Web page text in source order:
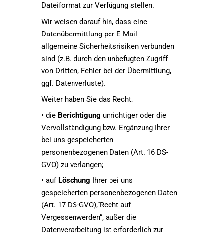
Dateiformat zur Verfügung stellen.
Wir weisen darauf hin, dass eine
Datenübermittlung per E-Mail
allgemeine Sicherheitsrisiken verbunden
sind (z.B. durch den unbefugten Zugriff
von Dritten, Fehler bei der Übermittlung,
ggf. Datenverluste).
Weiter haben Sie das Recht,
• die Berichtigung unrichtiger oder die
Vervollständigung bzw. Ergänzung Ihrer
bei uns gespeicherten
personenbezogenen Daten (Art. 16 DS-
GVO) zu verlangen;
• auf Löschung Ihrer bei uns
gespeicherten personenbezogenen Daten
(Art. 17 DS-GVO),“Recht auf
Vergessenwerden“, außer die
Datenverarbeitung ist erforderlich zur